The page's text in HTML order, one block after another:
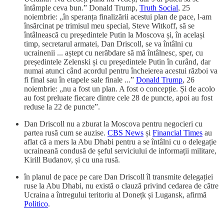
întâmple ceva bun.” Donald Trump, Truth Social, 25
noiembrie: „în speranța finalizării acestui plan de pace, l-am
însărcinat pe trimisul meu special, Steve Witkoff, să se
întâlnească cu președintele Putin la Moscova și, în același
timp, secretarul armatei, Dan Driscoll, se va întâlni cu
ucrainenii ... aștept cu nerăbdare să mă întâlnesc, sper, cu
președintele Zelenski și cu președintele Putin în curând, dar
numai atunci când acordul pentru încheierea acestui război va
fi final sau în etapele sale finale ...” Donald Trump, 26
noiembrie: „nu a fost un plan. A fost o concepție. Și de acolo
au fost preluate fiecare dintre cele 28 de puncte, apoi au fost
reduse la 22 de puncte”.
Dan Driscoll nu a zburat la Moscova pentru negocieri cu
partea rusă cum se auzise. CBS News și Financial Times au
aflat că a mers la Abu Dhabi pentru a se întâlni cu o delegație
ucraineană condusă de șeful serviciului de informații militare,
Kirill Budanov, și cu una rusă.
în planul de pace pe care Dan Driscoll îl transmite delegației
ruse la Abu Dhabi, nu există o clauză privind cedarea de către
Ucraina a întregului teritoriu al Donețk și Lugansk, afirmă
Politico.